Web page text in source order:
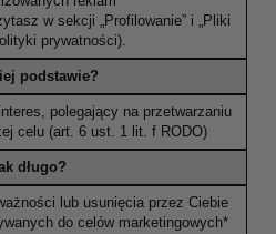
w sekcji „Profilowanie” i „Pliki
prywatności).
podstawie?
polegający na przetwarzaniu
celu (art. 6 ust. 1 lit. f RODO)
długo?
lub usunięcia przez Ciebie
do celów marketingowych*